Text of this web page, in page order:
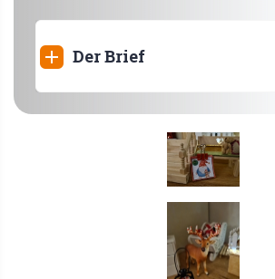
Der Brief